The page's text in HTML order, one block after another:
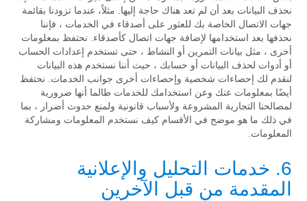
نحذف البيانات بعد أن لم تعد هناك حاجة إليها. مثلاً، عندما تزودنا بقائمة
جهات الاتصال الخاصة بك للعثور على أصدقاء في الخدمات ، فإننا
نحذفها بعد استخدامها لإضافة جهات اتصال كأصدقاء. نحتفظ بمعلومات
أخرى ، مثل بيانات التمرين أو النشاط ، حتى تستخدم إعدادات الحساب
أو أدوات لحذف البيانات أو حسابك ، حيث أننا نستخدم هذه البيانات
لنقدم لك إحصاءات شخصية وإحصاءات أخرى جوانب الخدمات. نحتفظ
أيضًا بمعلومات عنك وعن استخدامك للخدمات طالما أنها ضرورية
لمصالحنا التجارية المشروعة ولأسباب قانونية ولمنع حدوث أضرار ، بما
في ذلك ما هو موضح في الأقسام كيف نستخدم المعلومات ومشاركة
المعلومات.
6. خدمات التحليل والإعلانية
المقدمة من قبل الآخرين